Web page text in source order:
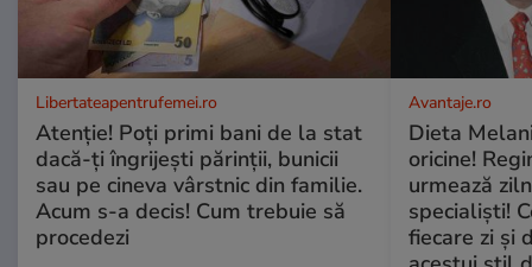
Libertateapentrufemei.ro
Atenție! Poți primi bani de la stat
dacă-ți îngrijești părinții, bunicii
sau pe cineva vârstnic din familie.
Acum s-a decis! Cum trebuie să
procedezi
Avantaje.ro
Dieta
oricine!
urmează
specialiști!
fiecare zi și